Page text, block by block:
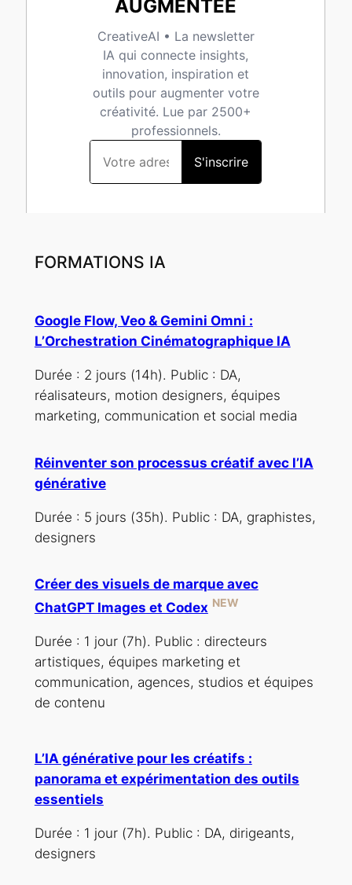
FORMATIONS IA
Google Flow, Veo & Gemini Omni :
L’Orchestration Cinématographique IA
Durée : 2 jours (14h). Public : DA,
réalisateurs, motion designers, équipes
marketing, communication et social media
Réinventer son processus créatif avec l’IA
générative
Durée : 5 jours (35h). Public : DA, graphistes,
designers
Créer des visuels de marque avec
ChatGPT Images et Codex NEW
Durée : 1 jour (7h). Public : directeurs
artistiques, équipes marketing et
communication, agences, studios et équipes
de contenu
L’IA générative pour les créatifs :
panorama et expérimentation des outils
essentiels
Durée : 1 jour (7h). Public : DA, dirigeants,
designers